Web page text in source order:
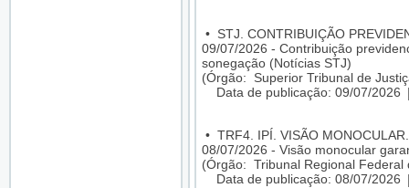
• STJ. CONTRIBUIÇÃO
09/07/2026 - Contribuição
sonegação (Notícias STJ)
(Órgão: Superior Tribunal de
Data de publicação: 09/07/2026
• TRF4. IPÍ. VISÃO
08/07/2026 - Visão monocular
(Órgão: Tribunal Regional Federal
Data de publicação: 08/07/2026